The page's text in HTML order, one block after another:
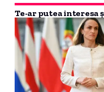
Te-ar putea interesa